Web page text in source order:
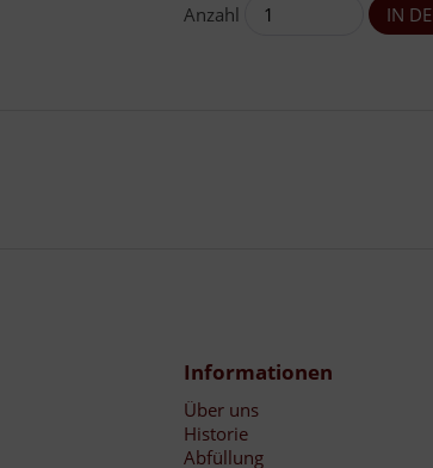
Anzahl
Informationen
Über uns
Historie
Abfüllung